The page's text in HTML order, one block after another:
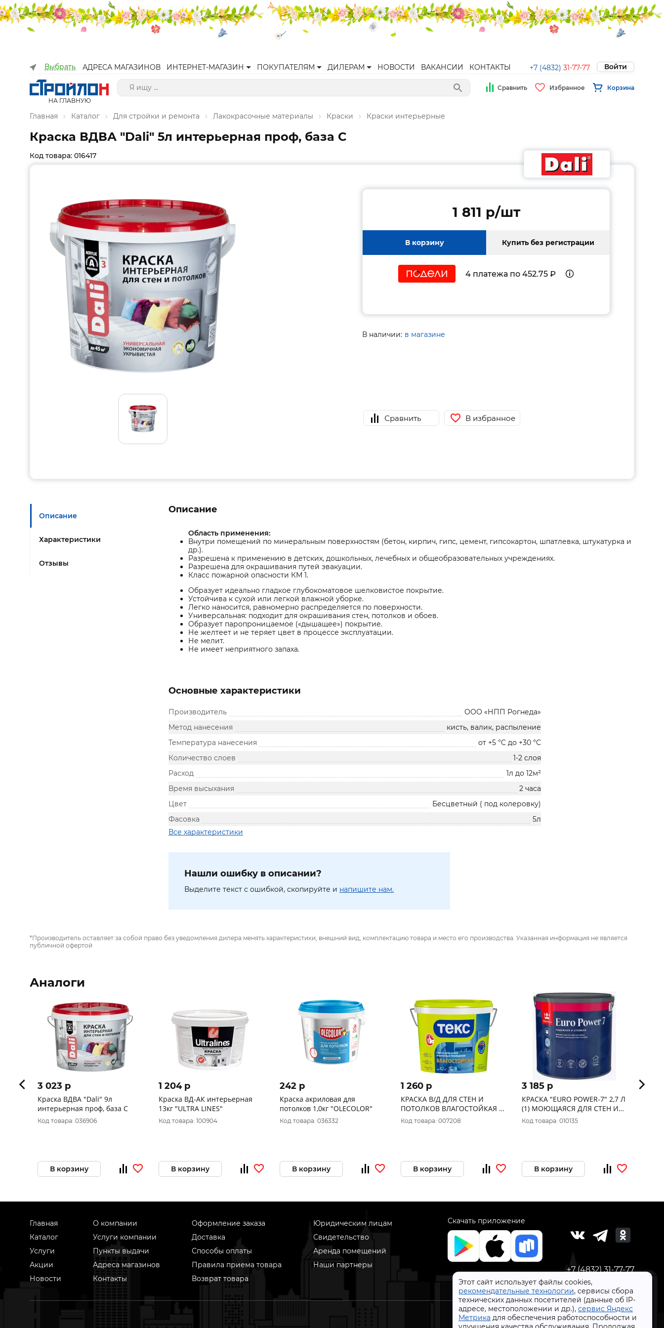
Выбрать АДРЕСА МАГАЗИНОВ ИНТЕРНЕТ-МАГАЗИН ПОКУПАТЕЛЯМ ДИЛЕРАМ НОВОСТИ ВАКАНСИИ КОНТАКТЫ +7 (4832) 31-77-77 Войти
НА ГЛАВНУЮ
Сравнить Избранное Корзина
Главная Каталог Для стройки и ремонта Лакокрасочные материалы Краски Краски интерьерные
Этот сайт использует файлы cookies,
рекомендательные технологии, сервисы сбора
технических данных посетителей (данные об IP-
адресе, местоположении и др.), сервис Яндекс
Метрика для обеспечения работоспособности и
Краска ВДВА "Dаli" 5л интерьерная проф, база С
Код товара: 016417
1 811 p/шт
В корзину Купить без регистрации
4 платежа по 452.75 ₽
В наличии: в магазине
Сравнить В избранное
Описание
Характеристики
Отзывы
Описание
Область применения:
Внутри помещений по минеральным поверхностям (бетон, кирпич, гипс, цемент, гипсокартон, шпатлевка, штукатурка и
др.).
Разрешена к применению в детских, дошкольных, лечебных и общеобразовательных учреждениях.
Разрешена для окрашивания путей эвакуации.
Класс пожарной опасности КМ 1.
Образует идеально гладкое глубокоматовое шелковистое покрытие.
Устойчива к сухой или легкой влажной уборке.
Легко наносится, равномерно распределяется по поверхности.
Универсальная: подходит для окрашивания стен, потолков и обоев.
Образует паропроницаемое («дышащее») покрытие.
Не желтеет и не теряет цвет в процессе эксплуатации.
Не мелит.
Не имеет неприятного запаха.
Основные характеристики
Производитель
ООО «НПП Рогнеда»
Метод нанесения
кисть, валик, распыление
Температура нанесения
от +5 °C до +30 °С
Количество слоев
1-2 слоя
Расход
1л до 12м²
Время высыхания
2 часа
Цвет
Бесцветный ( под колеровку)
Фасовка
5л
Все характеристики
Нашли ошибку в описании?
Выделите текст с ошибкой, скопируйте и напишите нам.
*Производитель оставляет за собой право без уведомления дилера менять характеристики, внешний вид, комплектацию товара и место его производства. Указанная информация не является
публичной офертой
Аналоги
3 023 p
Краска ВДВА "Dаli" 9л
интерьерная проф, база С
Код товара: 036906
В корзину
1 204 p
Краска ВД-АК интерьерная
13кг "ULTRA LINES"
Код товара: 100904
В корзину
242 p
Краска акриловая для
потолков 1,0кг "OLECOLOR"
Код товара: 036332
В корзину
1 260 p
КРАСКА В/Д ДЛЯ СТЕН И
ПОТОЛКОВ ВЛАГОСТОЙКАЯ 7
КГ (1) ТЕКС
Код товара: 007208
В корзину
3 185 p
КРАСКА "EURO POWER-7" 2,7 Л
(1) МОЮЩАЯСЯ ДЛЯ СТЕН И
ПОТОЛКОВ "ТИККУРИЛА"
Код товара: 010135
В корзину
1
Главная
Каталог
Услуги
Акции
Новости
О компании
Услуги компании
Пункты выдачи
Адреса магазинов
Контакты
Оформление заказа
Доставка
Способы оплаты
Правила приема товара
Возврат товара
Юридическим лицам
Свидетельство
Аренда помещений
Наши партнеры
Скачать приложение
+7 (4832) 31-77-77